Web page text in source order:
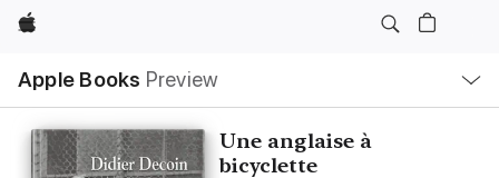
Apple
Apple Books Preview
Nav
Open
Menu
Une anglaise à
bicyclette